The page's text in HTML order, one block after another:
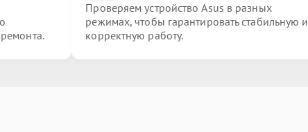
Проверяем устройство Asus в разных
режимах, чтобы гарантировать стабильную и
корректную работу.